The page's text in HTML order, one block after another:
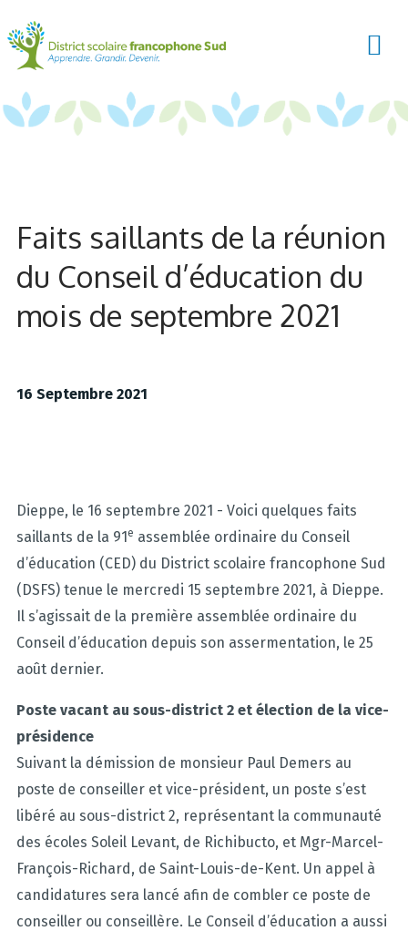
Faits saillants de la réunion
du Conseil d’éducation du
mois de septembre 2021
16 Septembre 2021
Dieppe, le 16 septembre 2021 - Voici quelques faits
saillants de la 91e assemblée ordinaire du Conseil
d’éducation (CED) du District scolaire francophone Sud
(DSFS) tenue le mercredi 15 septembre 2021, à Dieppe.
Il s’agissait de la première assemblée ordinaire du
Conseil d’éducation depuis son assermentation, le 25
août dernier.
Poste vacant au sous-district 2 et élection de la vice-
présidence
Suivant la démission de monsieur Paul Demers au
poste de conseiller et vice-président, un poste s’est
libéré au sous-district 2, représentant la communauté
des écoles Soleil Levant, de Richibucto, et Mgr-Marcel-
François-Richard, de Saint-Louis-de-Kent. Un appel à
candidatures sera lancé afin de combler ce poste de
conseiller ou conseillère. Le Conseil d’éducation a aussi